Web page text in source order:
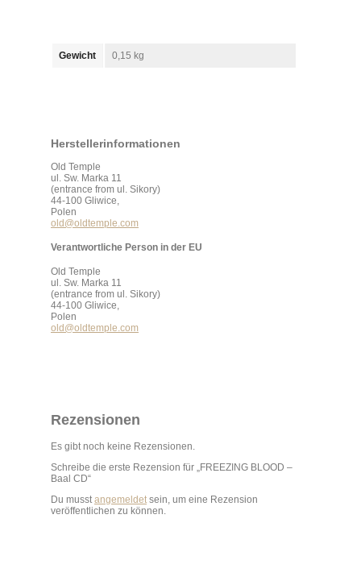
Gewicht 0,15 kg
Herstellerinformationen
Old Temple
ul. Sw. Marka 11
(entrance from ul. Sikory)
44-100 Gliwice,
Polen
old@oldtemple.com
Verantwortliche Person in der EU
Old Temple
ul. Sw. Marka 11
(entrance from ul. Sikory)
44-100 Gliwice,
Polen
old@oldtemple.com
Rezensionen
Es gibt noch keine Rezensionen.
Schreibe die erste Rezension für „FREEZING BLOOD –
Baal CD“
Du musstangemeldetsein, um eine Rezension
veröffentlichen zu können.